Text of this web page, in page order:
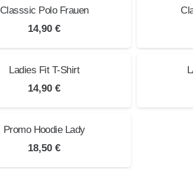
Classsic Polo Frauen
14,90€
Ladies Fit T-Shirt
14,90€
Promo Hoodie Lady
18,50€